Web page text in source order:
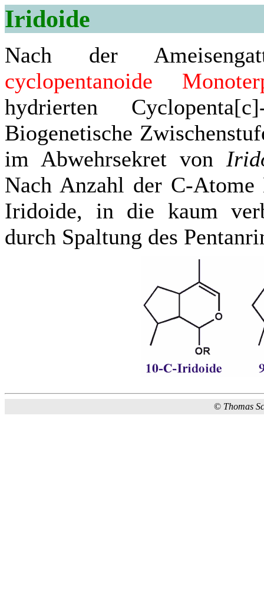
Iridoide
Nach der
cyclopentanoide
hydrierten
Biogenetische
im Abwehrsekret von
Nach Anzahl der C-
Iridoide, in die kaum
durch Spaltung des
© Thomas